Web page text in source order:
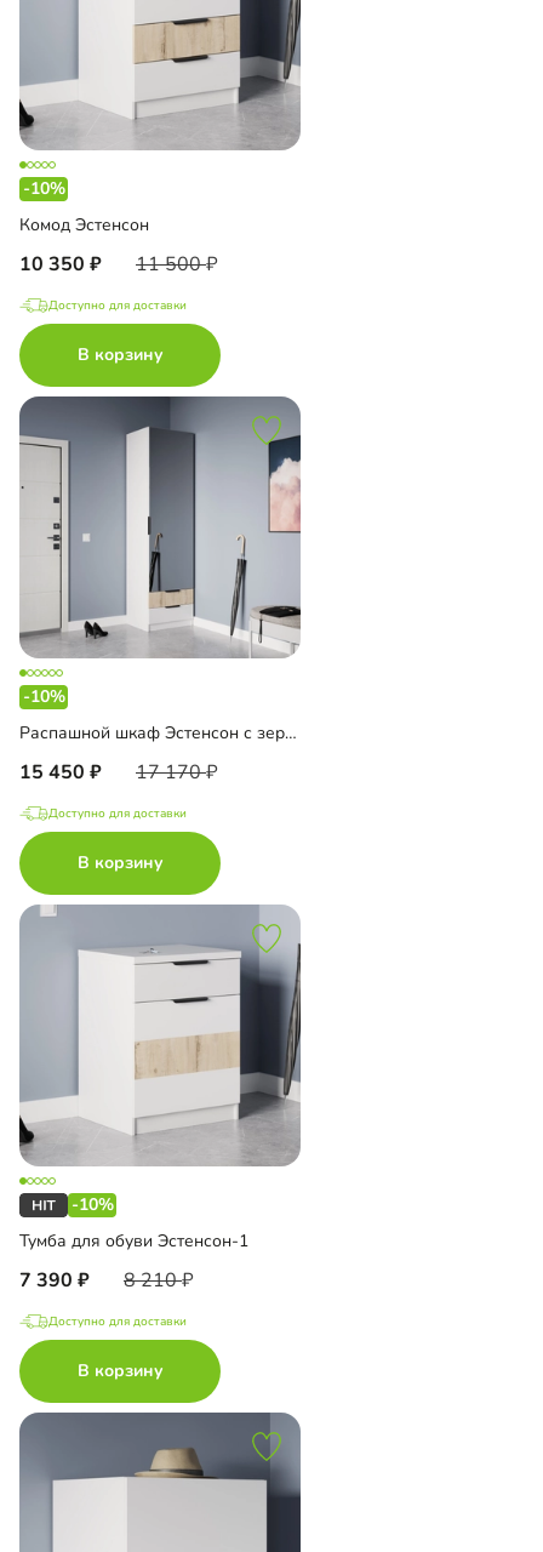
-10%
Комод Эстенсон
10 350 11 500
Доступно для доставки
В корзину
-10%
Распашной шкаф Эстенсон с зеркалом
15 450 17 170
Доступно для доставки
В корзину
-10%
Тумба для обуви Эстенсон-1
7 390 8 210
Доступно для доставки
В корзину